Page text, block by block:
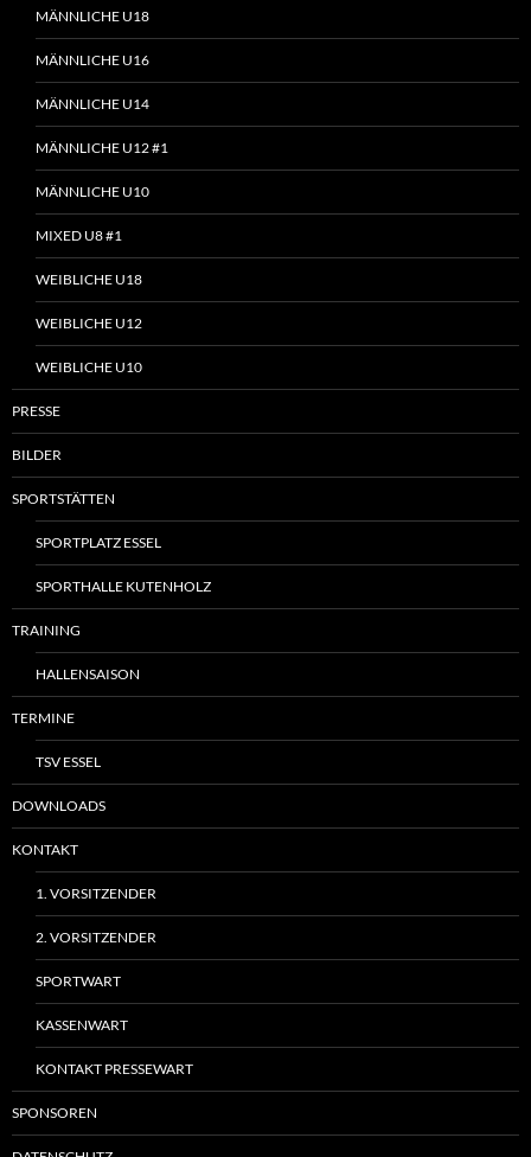
MÄNNLICHE U18
MÄNNLICHE U16
MÄNNLICHE U14
MÄNNLICHE U12 #1
MÄNNLICHE U10
MIXED U8 #1
WEIBLICHE U18
WEIBLICHE U12
WEIBLICHE U10
PRESSE
BILDER
SPORTSTÄTTEN
SPORTPLATZ ESSEL
SPORTHALLE KUTENHOLZ
TRAINING
HALLENSAISON
TERMINE
TSV ESSEL
DOWNLOADS
KONTAKT
1. VORSITZENDER
2. VORSITZENDER
SPORTWART
KASSENWART
KONTAKT PRESSEWART
SPONSOREN